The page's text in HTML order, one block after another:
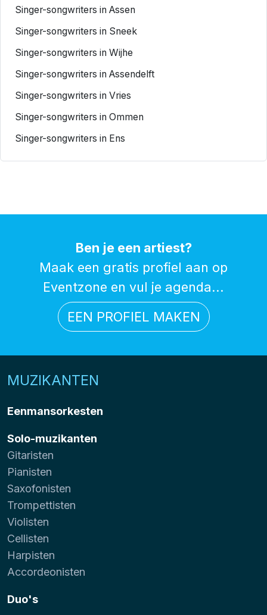
Singer-songwriters in Assen
Singer-songwriters in Sneek
Singer-songwriters in Wijhe
Singer-songwriters in Assendelft
Singer-songwriters in Vries
Singer-songwriters in Ommen
Singer-songwriters in Ens
Ben je een artiest?
Maak een gratis profiel aan op
Eventzone en vul je agenda...
EEN PROFIEL MAKEN
MUZIKANTEN
Eenmansorkesten
Solo-muzikanten
Gitaristen
Pianisten
Saxofonisten
Trompettisten
Violisten
Cellisten
Harpisten
Accordeonisten
Duo's